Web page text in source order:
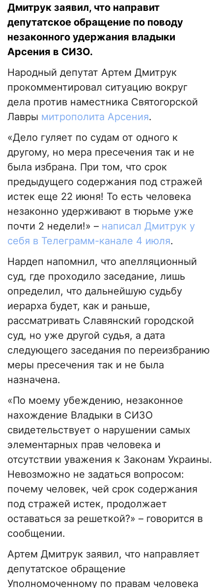
Дмитрук заявил, что направит
депутатское обращение по поводу
незаконного удержания владыки
Арсения в СИЗО.
Народный депутат Артем Дмитрук
прокомментировал ситуацию вокруг
дела против наместника Святогорской
Лавры митрополита Арсения.
«Дело гуляет по судам от одного к
другому, но мера пресечения так и не
была избрана. При том, что срок
предыдущего содержания под стражей
истек еще 22 июня! То есть человека
незаконно удерживают в тюрьме уже
почти 2 недели!» – написал Дмитрук у
себя в Телеграмм-канале 4 июля.
Нардеп напомнил, что апелляционный
суд, где проходило заседание, лишь
определил, что дальнейшую судьбу
иерарха будет, как и раньше,
рассматривать Славянский городской
суд, но уже другой судья, а дата
следующего заседания по переизбранию
меры пресечения так и не была
назначена.
«По моему убеждению, незаконное
нахождение Владыки в СИЗО
свидетельствует о нарушении самых
элементарных прав человека и
отсутствии уважения к Законам Украины.
Невозможно не задаться вопросом:
почему человек, чей срок содержания
под стражей истек, продолжает
оставаться за решеткой?» – говорится в
сообщении.
Артем Дмитрук заявил, что направляет
депутатское обращение
Уполномоченному по правам человека